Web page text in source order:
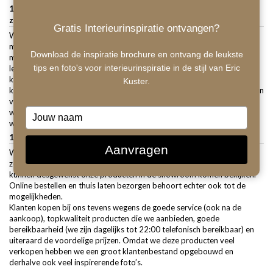
1.2 Waarom kunnen jullie deze luxe woonaccessoires en meubels
zo voordelig aanbieden?
Wij zijn ons bedrijf begonnen met als doel om luxe woonaccessoires en
meubels aan te bieden tegen voordelige prijzen. Wij nemen genoegen
met lage marges. Wij kopen bovendien rechtstreeks in bij grote
leveranciers waardoor er geen tussenpartijen bij zitten. Tegelijkertijd
kopen we groot in bij onze leveranciers waardoor we de extra
kortingen die we krijgen ook kunnen geven in de vorm van lagere prijzen
voor onze klanten. We hebben bovendien geen winkel en personeel
waardoor we geen maandelijkse vaste lasten hebben. Hierdoor kunnen
we onze prijzen laag houden.
1.3 Waarom zou ik bij jullie moeten kopen?
Wij zijn een professioneel bedrijf en bestaan sinds 2014. Wij bieden
zowel de voordelen van een webshop als een showroom. Klanten
kunnen desgewenst onze producten in de showroom komen bekijken.
Online bestellen en thuis laten bezorgen behoort echter ook tot de
mogelijkheden.
Klanten kopen bij ons tevens wegens de goede service (ook na de
aankoop), topkwaliteit producten die we aanbieden, goede
bereikbaarheid (we zijn dagelijks tot 22:00 telefonisch bereikbaar) en
uiteraard de voordelige prijzen. Omdat we deze producten veel
verkopen hebben we een groot klantenbestand opgebouwd en
derhalve ook veel inspirerende foto’s.
Gratis Interieurinspiratie ontvangen?
Download de inspiratie brochure en ontvang de leukste
tips en foto's voor interieurinspiratie in de stijl van Eric
Kuster.
Type
your
name
Aanvragen